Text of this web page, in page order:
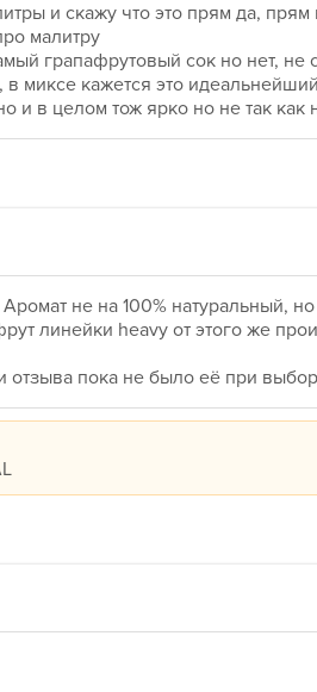
и скажу что это прям да,
малитру
грапафрутовый сок но нет, не
миксе кажется это
и в целом тож ярко но не так как
не на 100% натуральный,
линейки heavy от этого же
отзыва пока не было её при